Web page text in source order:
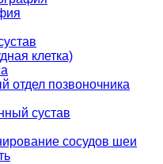
клетка)
отдел позвоночника
сустав
сосудов шеи